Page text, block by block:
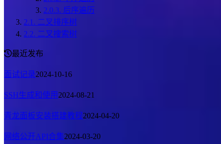
2.0.3. 后序遍历
2.1. 二叉排序树
2.2. 二叉搜索树
最近发布
面试记录2024-10-16
SSH生成和使用 2024-08-21
青龙面板安装搭建教程2024-04-20
网络公开API合集2024-03-20